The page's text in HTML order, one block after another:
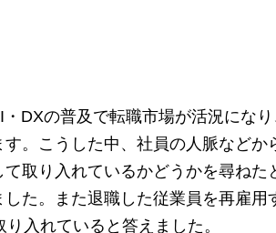
DXの普及で転職市場が活況にな
す。こうした中、社員の人脈など
て取り入れているかどうかを尋ね
した。また退職した従業員を再雇
入れていると答えました。